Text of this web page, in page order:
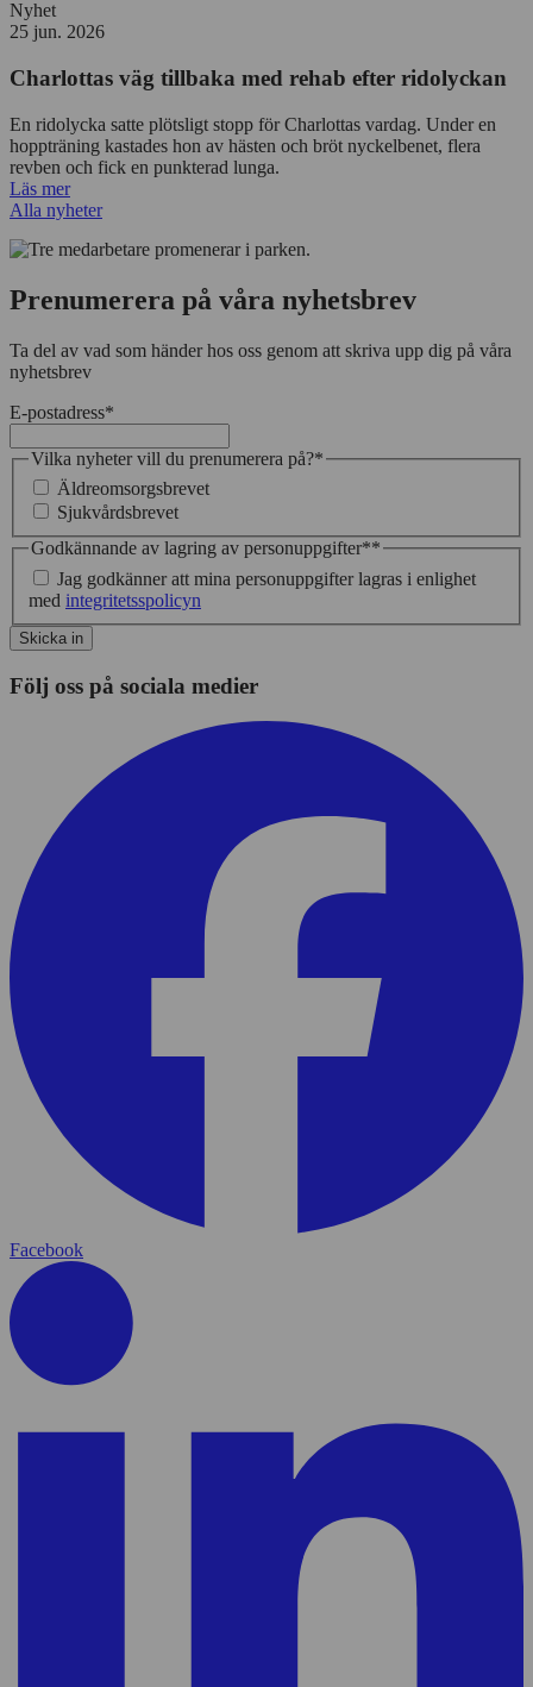
Nyhet
25 jun. 2026
Charlottas väg tillbaka med rehab efter ridolyckan
En ridolycka satte plötsligt stopp för Charlottas vardag. Under en
hoppträning kastades hon av hästen och bröt nyckelbenet, flera
revben och fick en punkterad lunga.
Läs mer
Alla nyheter
Prenumerera på våra nyhetsbrev
Ta del av vad som händer hos oss genom att skriva upp dig på våra
nyhetsbrev
E-postadress*
Vilka nyheter vill du prenumerera på?*
Äldreomsorgsbrevet
Sjukvårdsbrevet
Godkännande av lagring av personuppgifter**
Jag godkänner att mina personuppgifter lagras i enlighet
med integritetsspolicyn
Skicka in
Följ oss på sociala medier
Facebook